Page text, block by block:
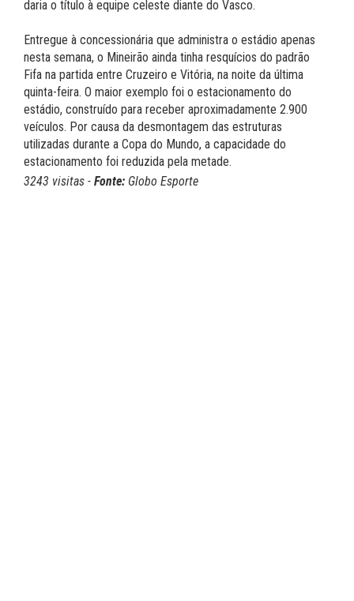
daria o título à equipe celeste diante do Vasco.
Entregue à concessionária que administra o estádio apenas
nesta semana, o Mineirão ainda tinha resquícios do padrão
Fifa na partida entre Cruzeiro e Vitória, na noite da última
quinta-feira. O maior exemplo foi o estacionamento do
estádio, construído para receber aproximadamente 2.900
veículos. Por causa da desmontagem das estruturas
utilizadas durante a Copa do Mundo, a capacidade do
estacionamento foi reduzida pela metade.
3243 visitas - Fonte: Globo Esporte